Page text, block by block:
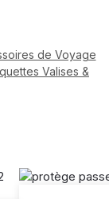
de Voyage
Valises &